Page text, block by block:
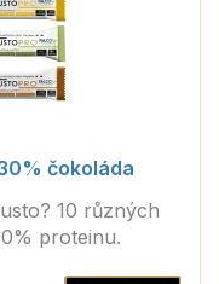
čokoláda
10 různých
proteinu.